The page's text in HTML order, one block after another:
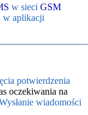
w sieci GSM
w aplikacji
potwierdzenia
oczekiwania na
wiadomości